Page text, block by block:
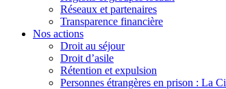
Réseaux et partenaires
Transparence financière
Nos actions
Droit au séjour
Droit d’asile
Rétention et expulsion
Personnes étrangères en prison : La